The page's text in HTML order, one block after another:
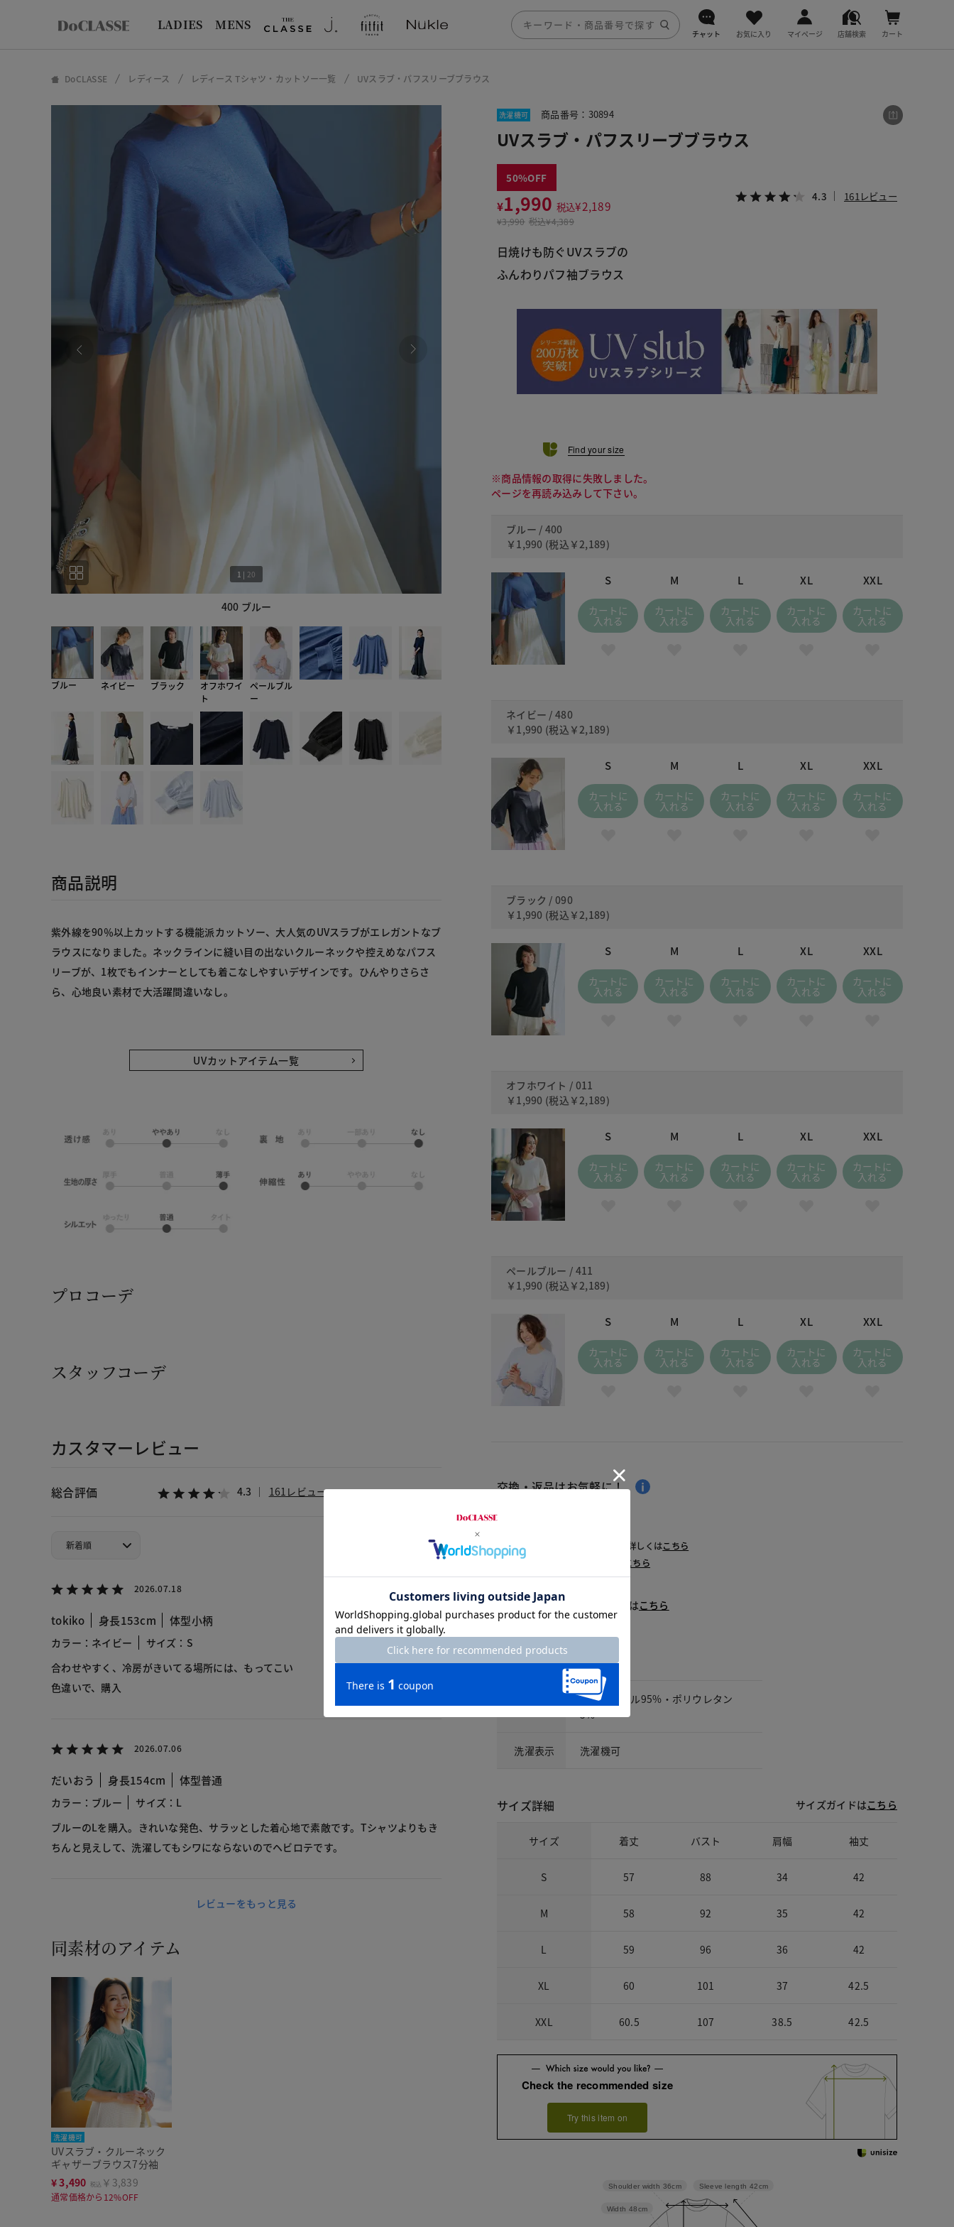
LADIES MENS
チャット お気に入り マイページ 店舗検索 カート
DoCLASSE レディース レディース Tシャツ・カットソー一覧 UVスラブ・パフスリーブブラウス
400 ブルー 480 ネイビー
1 | 20
ブルー ネイビー ブラック
オフホワイ
ト
ペールブル
ー
商品説明
紫外線を90％以上カットする機能派カットソー、大人気のUVスラブがエレガントなブ
ラウスになりました。ネックラインに縫い目の出ないクルーネックや控えめなパフス
リーブが、1枚でもインナーとしても着こなしやすいデザインです。ひんやりさらさ
ら、心地良い素材で大活躍間違いなし。
UVカットアイテム一覧
プロコーデ
スタッフコーデ
カスタマーレビュー
総合評価 4.3 161レビュー
2026.07.18
tokiko 身長153cm 体型小柄
カラー：ネイビー
サイズ：S
合わせやすく、冷房がきいてる場所には、もってこい
色違いで、購入
2026.07.06
だいおう 身長154cm 体型普通
カラー：ブルー
サイズ：L
ブルーのLを購入。きれいな発色、サラッとした着心地で素敵です。Tシャツよりもき
ちんと見えして、洗濯してもシワにならないのでヘビロテです。
レビューをもっと見る
同素材のアイテム
洗濯機可
UVスラブ・クルーネック
ギャザーブラウス7分袖
¥3,490 税込 ￥3,839
通常価格から12%OFF
洗濯機可 商品番号：30894
UVスラブ・パフスリーブブラウス
50
¥1,990 税込¥2,189
¥3,990 税込¥4,389
4.3 161レビュー
日焼けも防ぐUVスラブの
ふんわりパフ袖ブラウス
Find your size
※商品情報の取得に失敗しました。
ページを再読み込みして下さい。
ブルー / 400
￥1,990 (税込 ￥2,189)
S
カートに
入れる
M
カートに
入れる
L
カートに
入れる
XL
カートに
入れる
XXL
カートに
入れる
ネイビー / 480
￥1,990 (税込 ￥2,189)
S
カートに
入れる
M
カートに
入れる
L
カートに
入れる
XL
カートに
入れる
XXL
カートに
入れる
ブラック / 090
￥1,990 (税込 ￥2,189)
S
カートに
入れる
M
カートに
入れる
L
カートに
入れる
XL
カートに
入れる
XXL
カートに
入れる
オフホワイト / 011
￥1,990 (税込 ￥2,189)
S
カートに
入れる
M
カートに
入れる
L
カートに
入れる
XL
カートに
入れる
XXL
カートに
入れる
ペールブルー / 411
￥1,990 (税込 ￥2,189)
S
カートに
入れる
M
カートに
入れる
L
カートに
入れる
XL
カートに
入れる
XXL
カートに
入れる
交換・返品はお気軽に！
再入荷予約：メールでお知らせ。詳しくはこちら
1週間前後でお届け： 詳しくは
こちら
商品についてのお問い合わせはこちら
素材
素材
ポリエステル95%・ポリウレタン
5%
洗濯表示 洗濯機可
サイズ詳細 サイズガイドはこちら
サイズ 着丈 バスト 肩幅 袖丈
S 57 88 34 42
M 58 92 35 42
L 59 96 36 42
XL 60 101 37 42.5
XXL 60.5 107 38.5 42.5
Check the recommended size
Try this item on
Sleeve length 42cm
Width 48cm
Shoulder width 36cm